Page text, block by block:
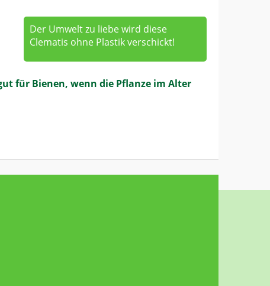
Der Umwelt zu liebe wird diese
Clematis ohne Plastik verschickt!
für Bienen, wenn die Pflanze im Alter